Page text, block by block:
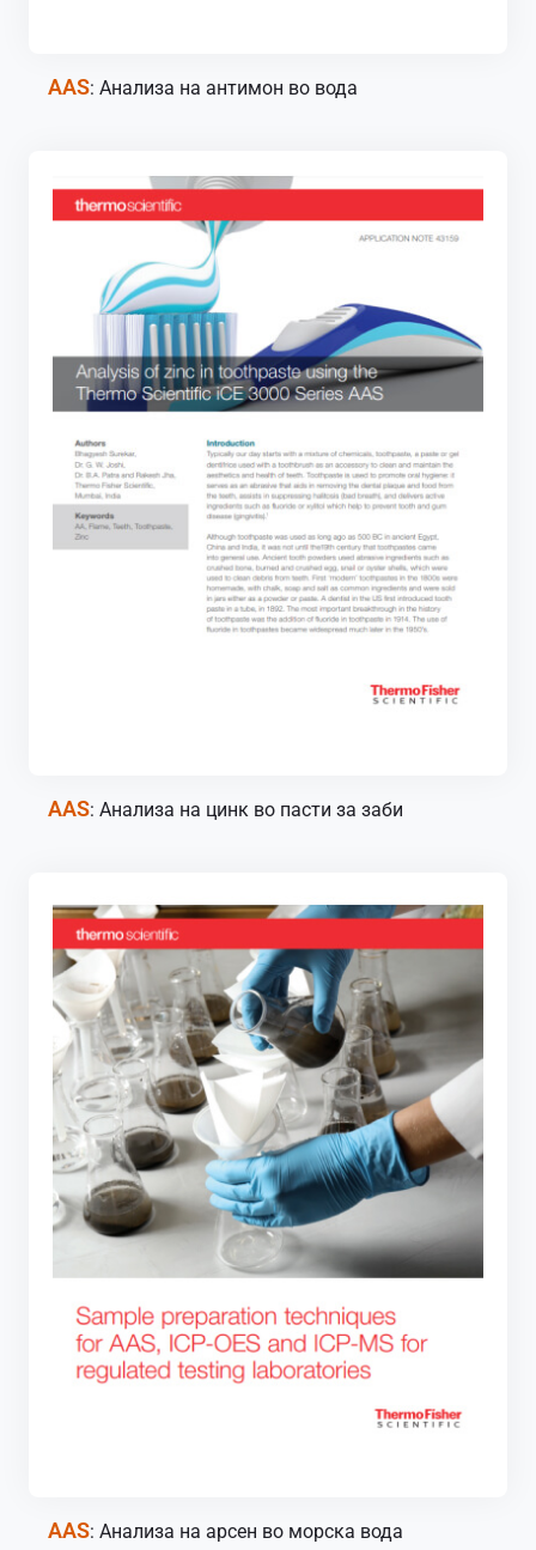
AAS: Анализа на антимон во вода
AAS: Анализа на цинк во пасти за заби
AAS: Анализа на арсен во морска вода